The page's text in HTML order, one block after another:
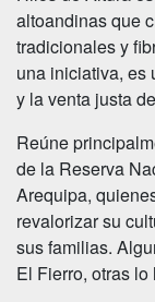
altoandinas que
tradicionales y
una iniciativa, es
y la venta justa
Reúne
de la Reserva
Arequipa,
revalorizar su
sus familias.
El Fierro, otras